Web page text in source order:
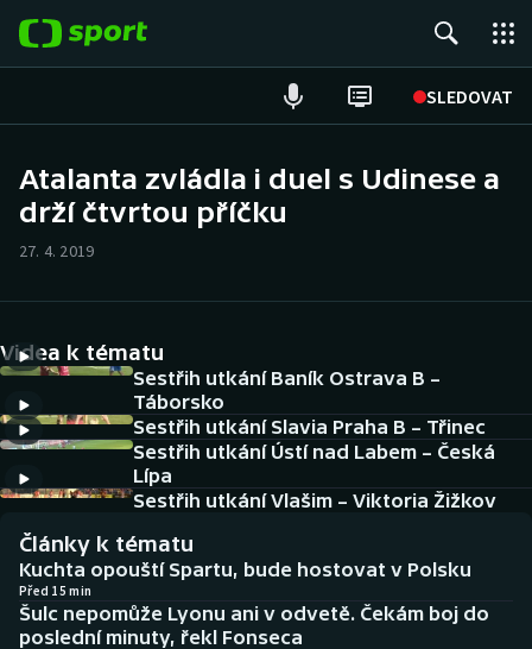
SLEDOVAT
ME v plavání
Tenis
DALŠÍ SPORTY
Americký fotbal
Atletika
Baseball a softbal
NEPŘEHLÉDNĚTE
Soutěže
Historické návraty
Atalanta zvládla i duel s Udinese a
drží čtvrtou příčku
27. 4. 2019
Videa k tématu
Sestřih utkání Baník Ostrava B –
Táborsko
Sestřih utkání Slavia Praha B – Třinec
Sestřih utkání Ústí nad Labem – Česká
Lípa
Sestřih utkání Vlašim – Viktoria Žižkov
Články k tématu
Kuchta opouští Spartu, bude hostovat v Polsku
Před 15 min
Šulc nepomůže Lyonu ani v odvetě. Čekám boj do
poslední minuty, řekl Fonseca